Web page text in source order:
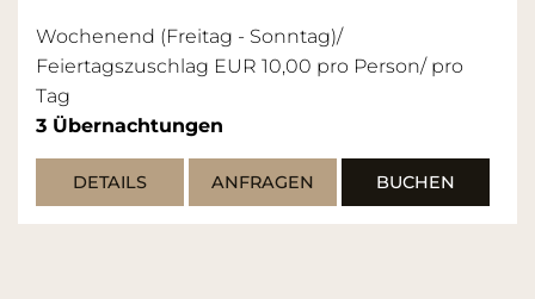
Wochenend (Freitag - Sonntag)/
Feiertagszuschlag EUR 10,00 pro Person/ pro
Tag
3 Übernachtungen
DETAILS ANFRAGEN BUCHEN